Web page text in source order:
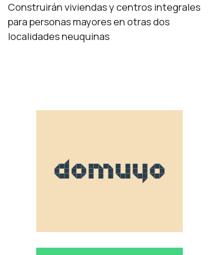
Construirán viviendas y centros integrales
para personas mayores en otras dos
localidades neuquinas